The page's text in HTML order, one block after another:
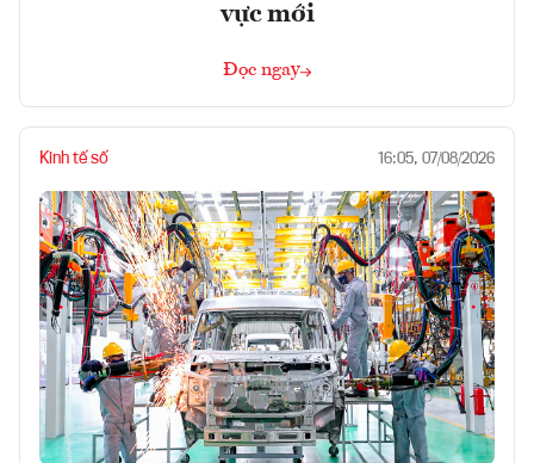
vực mới
Đọc ngay
Kinh tế số 16:05, 07/08/2026